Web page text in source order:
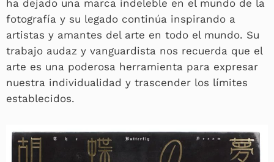
ha dejado una marca indeleble en el mundo de la
fotografía y su legado continúa inspirando a
artistas y amantes del arte en todo el mundo. Su
trabajo audaz y vanguardista nos recuerda que el
arte es una poderosa herramienta para expresar
nuestra individualidad y trascender los límites
establecidos.